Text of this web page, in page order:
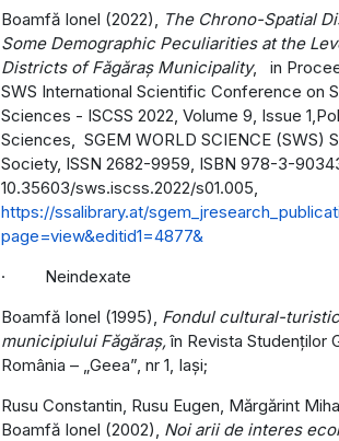
Boamfă Ionel (2022),
The Chrono-Spatial
Some Demographic Peculiarities at the
Districts of Făgăraș Municipality, in
SWS International Scientific Conference on
Sciences - ISCSS 2022, Volume 9, Issue
Sciences, SGEM WORLD SCIENCE (SWS)
Society, ISSN 2682-9959, ISBN 978-3-
10.35603/sws.iscss.2022/s01.005,
https://ssalibrary.at/
page=view&editid1=4877&
· Neindexate
Boamfă Ionel (1995), Fondul cultural-
municipiului Făgăraş,în Revista Studenţilor
România – „Geea”, nr 1, Iaşi;
Rusu Constantin, Rusu Eugen, Mărgărint
Boamfă Ionel (2002), Noi arii de interes